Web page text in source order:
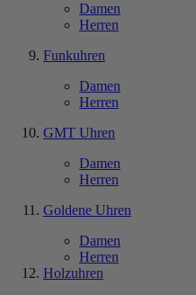
Damen
Herren
Funkuhren
Damen
Herren
GMT Uhren
Damen
Herren
Goldene Uhren
Damen
Herren
Holzuhren